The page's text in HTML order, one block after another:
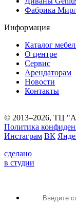
Фабрика
Информация
Каталог
О центре
Сервис
Арендаторам
Новости
Контакты
© 2013–2026, ТЦ
Политика
Инстаграм ВК
сделано
в студии